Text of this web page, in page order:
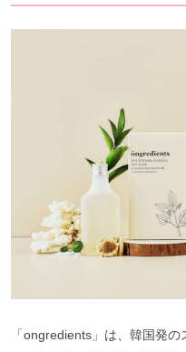
「ongredients」は、韓国発